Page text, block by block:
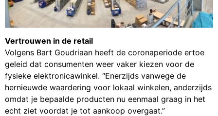
Vertrouwen in de retail
Volgens Bart Goudriaan heeft de coronaperiode ertoe
geleid dat consumenten weer vaker kiezen voor de
fysieke elektronicawinkel. “Enerzijds vanwege de
hernieuwde waardering voor lokaal winkelen, anderzijds
omdat je bepaalde producten nu eenmaal graag in het
echt ziet voordat je tot aankoop overgaat.”